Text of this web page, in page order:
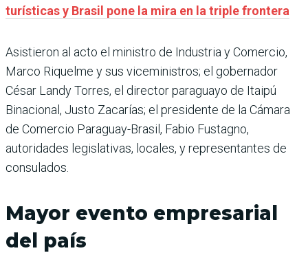
turísticas y Brasil pone la mira en la triple frontera
Asistieron al acto el ministro de Industria y Comercio,
Marco Riquelme y sus viceministros; el gobernador
César Landy Torres, el director paraguayo de Itaipú
Binacional, Justo Zacarías; el presidente de la Cámara
de Comercio Paraguay-Brasil, Fabio Fustagno,
autoridades legislativas, locales, y representantes de
consulados.
Mayor evento empresarial
del país